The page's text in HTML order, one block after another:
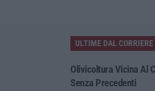
ULTIME DAL
Olivicoltura Vicina Al
Senza Precedenti